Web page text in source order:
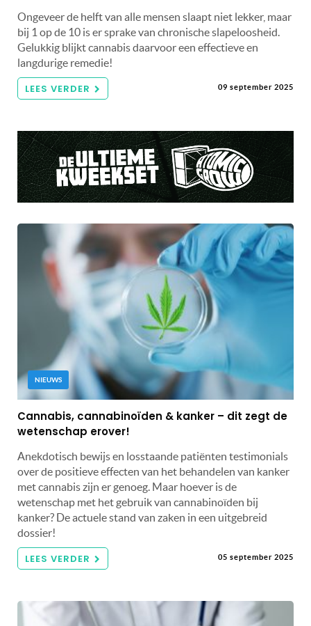
Ongeveer de helft van alle mensen slaapt niet lekker, maar
bij 1 op de 10 is er sprake van chronische slapeloosheid.
Gelukkig blijkt cannabis daarvoor een effectieve en
langdurige remedie!
LEES VERDER 09 september 2025
NIEUWS
Cannabis, cannabinoïden & kanker – dit zegt de
wetenschap erover!
Anekdotisch bewijs en losstaande patiënten testimonials
over de positieve effecten van het behandelen van kanker
met cannabis zijn er genoeg. Maar hoever is de
wetenschap met het gebruik van cannabinoïden bij
kanker? De actuele stand van zaken in een uitgebreid
dossier!
LEES VERDER 05 september 2025